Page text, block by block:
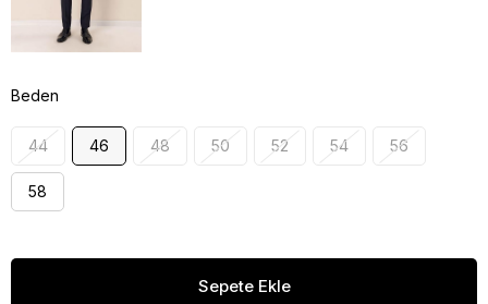
Beden
44 46 48 50 52 54 56
58